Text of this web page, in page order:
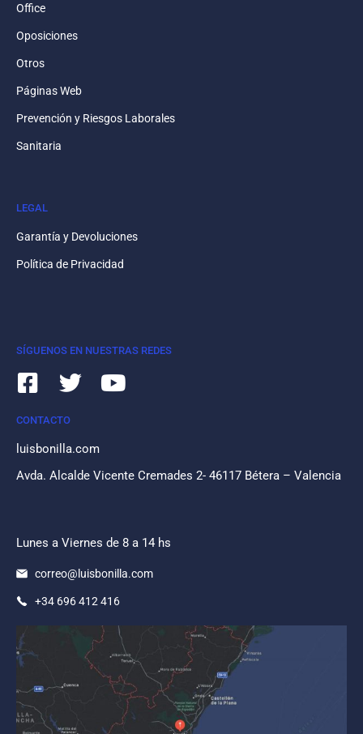
Office
Oposiciones
Otros
Páginas Web
Prevención y Riesgos Laborales
Sanitaria
LEGAL
Garantía y Devoluciones
Política de Privacidad
SÍGUENOS EN NUESTRAS REDES
CONTACTO
luisbonilla.com
Avda. Alcalde Vicente Cremades 2- 46117 Bétera – Valencia
Lunes a Viernes de 8 a 14 hs
correo@luisbonilla.com
+34 696 412 416